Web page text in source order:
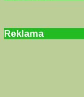
Reklama